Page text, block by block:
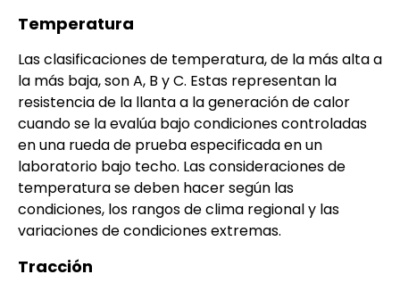
Temperatura
Las clasificaciones de temperatura, de la más alta a
la más baja, son A, B y C. Estas representan la
resistencia de la llanta a la generación de calor
cuando se la evalúa bajo condiciones controladas
en una rueda de prueba especificada en un
laboratorio bajo techo. Las consideraciones de
temperatura se deben hacer según las
condiciones, los rangos de clima regional y las
variaciones de condiciones extremas.
Tracción